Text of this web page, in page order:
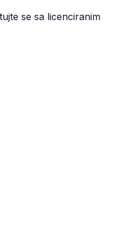
se sa licenciranim